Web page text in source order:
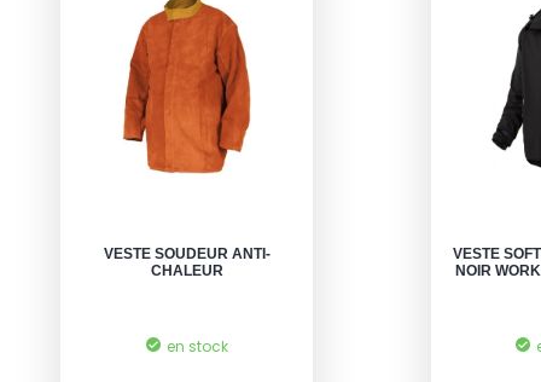
VESTE SOUDEUR ANTI-
CHALEUR
en stock
VESTE
NOIR